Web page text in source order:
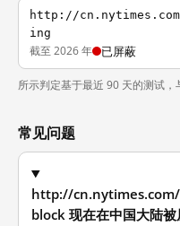
http://
ing
截至 2026 年 已屏蔽
所示判定基于最近 90 天的测试，
常见问题
http://
block 现在在中国大陆被